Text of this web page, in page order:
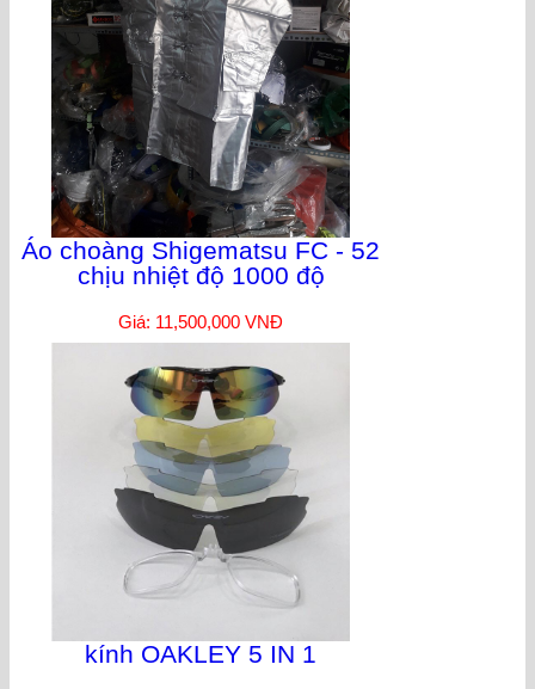
Áo choàng Shigematsu FC - 52
chịu nhiệt độ 1000 độ
Giá: 11,500,000 VNĐ
kính OAKLEY 5 IN 1